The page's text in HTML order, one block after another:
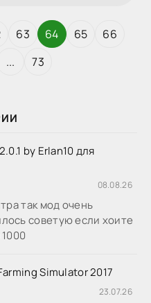
by Erlan10 для
08.08.26
так мод очень
советую если хоите
Simulator 2017
23.07.26
63 64 65
66
... 73